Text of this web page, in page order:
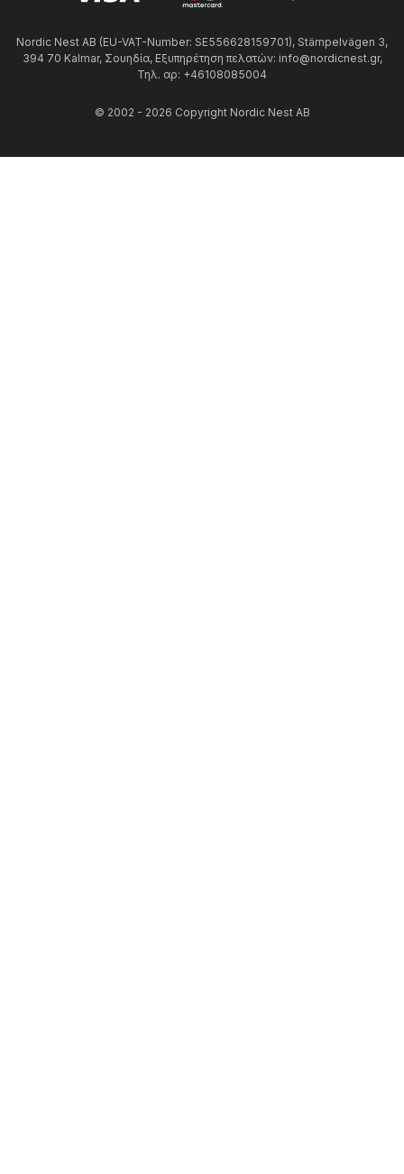
Nordic Nest AB (EU-VAT-Number: SE556628159701), Stämpelvägen 3,
394 70 Kalmar, Σουηδία, Εξυπηρέτηση πελατών: info@nordicnest.gr,
Τηλ. αρ: +46108085004
© 2002 - 2026 Copyright Nordic Nest AB